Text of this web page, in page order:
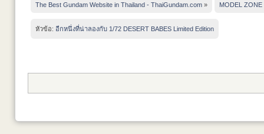
The Best Gundam Website in Thailand - ThaiGundam.com » MODEL ZONE
หัวข้อ: อีกหนึ่งที่น่าลองกับ 1/72 DESERT BABES Limited Edition